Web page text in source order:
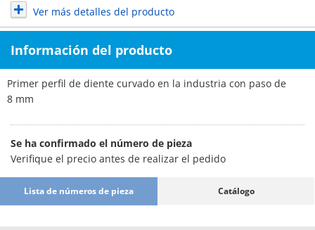
Ver más detalles del producto
Información del producto
Primer perfil de diente curvado en la industria con paso de
8 mm
Se ha confirmado el número de pieza
Verifique el precio antes de realizar el pedido
Lista de números de pieza Catálogo